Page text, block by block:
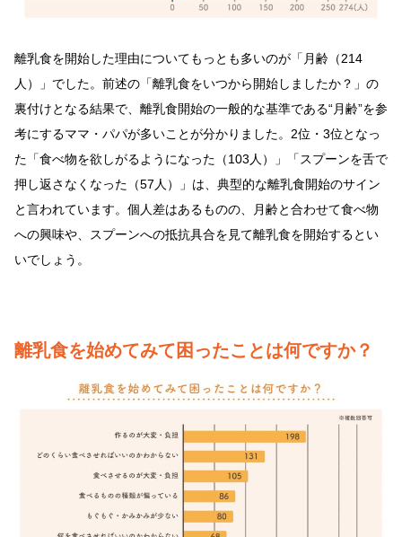
離乳食を開始した理由についてもっとも多いのが「月齢（214
人）」でした。前述の「離乳食をいつから開始しましたか？」の
裏付けとなる結果で、離乳食開始の一般的な基準である“月齢”を参
考にするママ・パパが多いことが分かりました。2位・3位となっ
た「食べ物を欲しがるようになった（103人）」「スプーンを舌で
押し返さなくなった（57人）」は、典型的な離乳食開始のサイン
と言われています。個人差はあるものの、月齢と合わせて食べ物
への興味や、スプーンへの抵抗具合を見て離乳食を開始するとい
いでしょう。
離乳食を始めてみて困ったことは何ですか？